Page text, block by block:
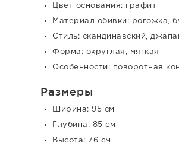
Цвет основания: графит
Материал обивки: рогожка,
Стиль: скандинавский,
Форма: округлая, мягкая
Особенности: поворотная
Размеры
Ширина: 95 см
Глубина: 85 см
Высота: 76 см